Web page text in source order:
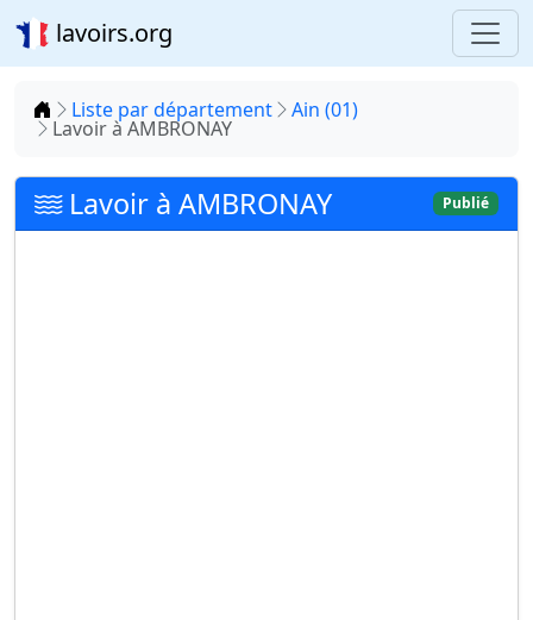
lavoirs.org
Accueil
Liste par département Ain (01)
Lavoir à AMBRONAY
Lavoir à AMBRONAY Publié